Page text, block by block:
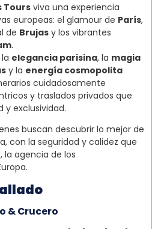
Tours viva una experiencia
europeas: el glamour de París,
de Brujas y los vibrantes
.
elegancia parisina, la magia
y la energía cosmopolita
cuidadosamente
y traslados privados que
y exclusividad.
buscan descubrir lo mejor de
con la seguridad y calidez que
la agencia de los
& Crucero